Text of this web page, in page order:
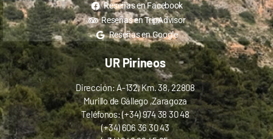
Reseñas en Facebook
Reseñas en TripAdvisor
Reseñas en Google
UR Pirineos
Dirección: A-132, Km. 38, 22808
Murillo de Gállego ,Zaragoza
Teléfonos: (+34) 974 38 30 48
(+34) 606 36 30 43